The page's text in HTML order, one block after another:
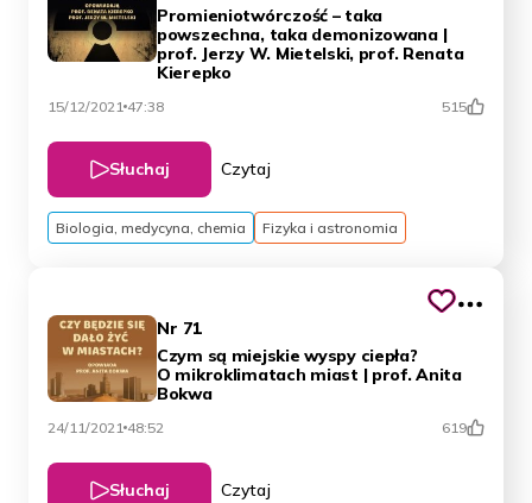
Promieniotwórczość – taka
powszechna, taka demonizowana |
prof. Jerzy W. Mietelski, prof. Renata
Kierepko
15/12/2021 47:38 515
Słuchaj Czytaj
Biologia, medycyna, chemia Fizyka i astronomia
Nr 71
Czym są miejskie wyspy ciepła?
O mikroklimatach miast | prof. Anita
Bokwa
24/11/2021 48:52 619
Słuchaj Czytaj